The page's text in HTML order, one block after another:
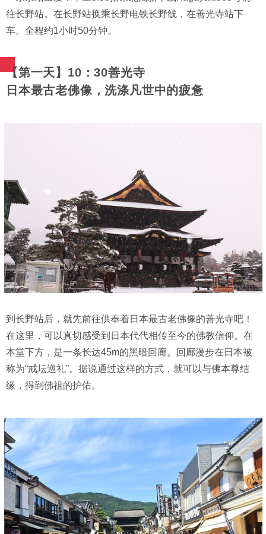
往长野站。在长野站换乘长野电铁长野线，在善光寺站下
车。全程约1小时50分钟。
【第一天】10：30善光寺
日本最古老佛像，洗涤凡世中的疲惫
到长野站后，就先前往供奉着日本最古老佛像的善光寺吧！
在这里，可以真切感受到日本代代相传至今的佛教信仰。在
本堂下方，是一条长达45m的黑暗回廊。回廊漫步在日本被
称为“戒坛巡礼”。据说通过这样的方式，就可以与佛本尊结
缘，得到佛祖的护佑。